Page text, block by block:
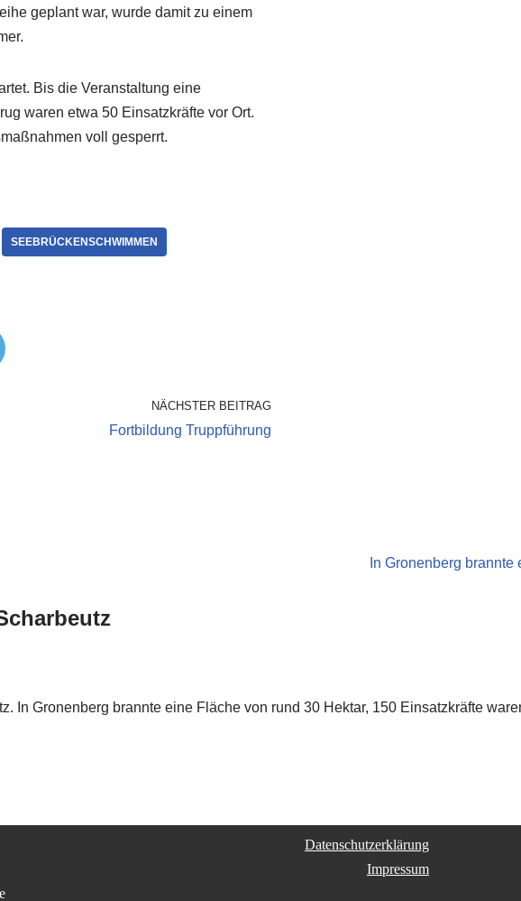
geplant war, wurde damit zu einem
Bis die Veranstaltung eine
waren etwa 50 Einsatzkräfte vor Ort.
voll gesperrt.
SEEBRÜCKENSCHWIMMEN
NÄCHSTER BEITRAG
Fortbildung Truppführung
In Gronenberg
In Gronenberg brannte eine Fläche von rund 30 Hektar, 150 Einsatzkräfte
Datenschutzerklärung
Impressum